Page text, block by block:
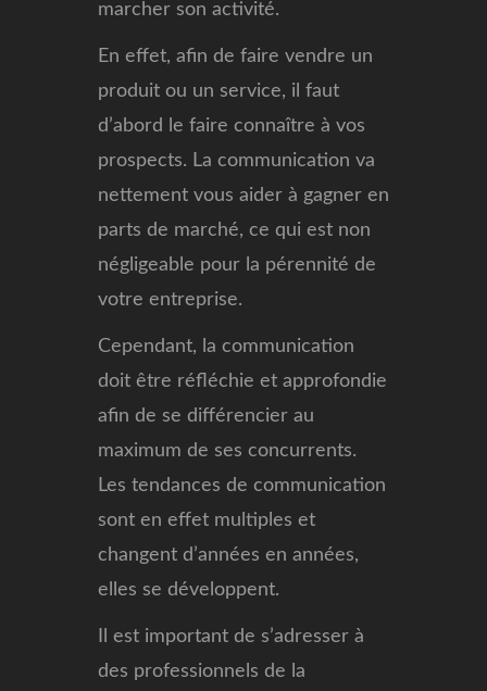
marcher son activité.
En effet, afin de faire vendre un
produit ou un service, il faut
d’abord le faire connaître à vos
prospects. La communication va
nettement vous aider à gagner en
parts de marché, ce qui est non
négligeable pour la pérennité de
votre entreprise.
Cependant, la communication
doit être réfléchie et approfondie
afin de se différencier au
maximum de ses concurrents.
Les tendances de communication
sont en effet multiples et
changent d’années en années,
elles se développent.
Il est important de s’adresser à
des professionnels de la